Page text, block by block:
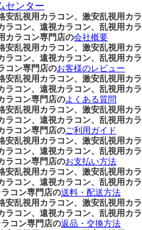
センター
安乱視用カラコン、激安乱視用カラ
ラコン、遠視カラコン、乱視用カラ
カラコン専門店の会社概要
安乱視用カラコン、激安乱視用カラ
ラコン、遠視カラコン、乱視用カラ
コン専門店のお客様のレビュー
安乱視用カラコン、激安乱視用カラ
ラコン、遠視カラコン、乱視用カラ
ラコン専門店のよくある質問
安乱視用カラコン、激安乱視用カラ
ラコン、遠視カラコン、乱視用カラ
ラコン専門店のご利用ガイド
安乱視用カラコン、激安乱視用カラ
ラコン、遠視カラコン、乱視用カラ
ラコン専門店のお支払い方法
安乱視用カラコン、激安乱視用カラ
ラコン、遠視カラコン、乱視用カラ
コン専門店の送料・配送方法
安乱視用カラコン、激安乱視用カラ
ラコン、遠視カラコン、乱視用カラ
コン専門店の返品・交換方法